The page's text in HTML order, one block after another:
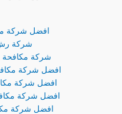
افضل شركة
شركة
شركة
افضل شركة
افضل شركة
افضل شركة
افضل شركة